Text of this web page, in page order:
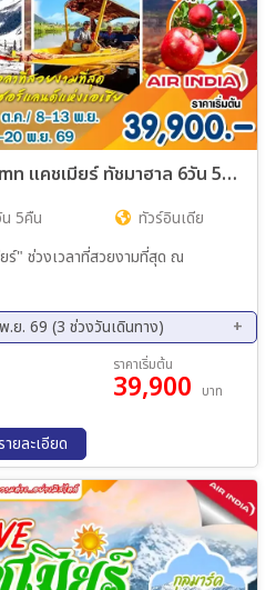
ทัวร์อินเดีย I Love Autumn แคชเมียร์ ทัชมาฮาล 6วัน 5คืน (AI)
5คืน
ทัวร์อินเดีย
ร์" ช่วงเวลาที่สวยงามที่สุด ณ
ย. 69 (3 ช่วงวันเดินทาง)
08 พ.ย. 69 - 13 พ.ย. 69
ราคาเริ่มต้น
39,900 บาท
ายละเอียด